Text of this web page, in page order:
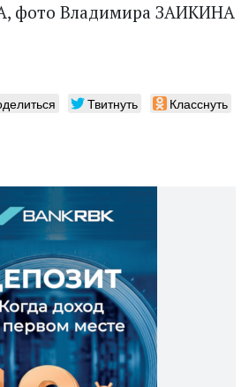
фото Владимира ЗАИКИНА
Твитнуть Класснуть